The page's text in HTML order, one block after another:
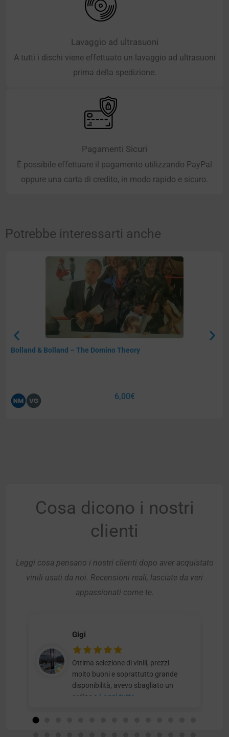
Lavaggio ad ultrasuoni
A tutti i dischi viene effettuato un lavaggio ad ultrasuoni
prima della spedizione.
Pagamenti Sicuri
È possibile effettuare il pagamento utilizzando PayPal
oppure una carta di credito, in modo rapido e sicuro.
Potrebbe interessarti anche
Bolland & Bolland – The Domino Theory
6,00€
Cosa dicono i nostri
clienti
Leggi cosa pensano i nostri clienti dopo aver acquistato
vinili usati da noi. Recensioni reali, lasciate da veri
appassionati come te.
Gigi
Ottima selezione di vinili, prezzi
molto buoni e soprattutto grande
disponibilità, avevo sbagliato un
ordine e Leggi tutto